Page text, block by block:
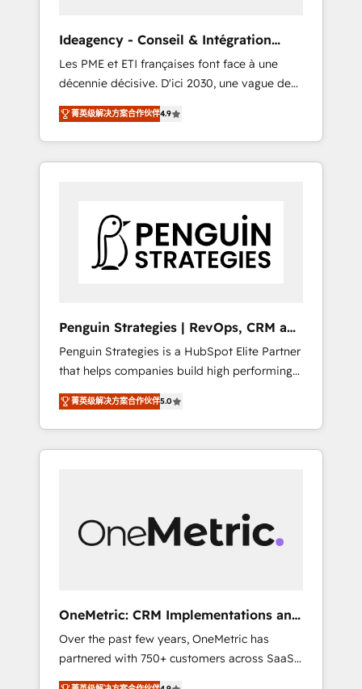
extensibility. When you work with Aptitude 8,
you get a team – not an individual – with
embedded consulting, strategy,
development, and project management. We
have 100% US-based, FTE team members.
We offer project-based and managed
services engagements that include new
extensibility, custom development, and
ongoing RevOps support.
Ideagency - Conseil & Intégration
HubSpot
Les PME et ETI françaises font face à une
décennie décisive. D'ici 2030, une vague de
consolidation va recomposer le marché.
Seules survivront les entreprises qui auront
réussi leur transformation. Le problème ?
58% des dirigeants savent que l'IA est vitale
leurs données. C'est le paradoxe français :
conscience totale, action nulle. La solution
s'appelle l'Entreprise Augmentée. Ce n'est pas
Pas pour remplacer l'humain, mais pour
l'augmenter. Chez Ideagency, nous
accompagnons cette transformation. D'abord
les fondations : des données unifiées, des
processus alignés. Ensuite l'augmentation :
l'IA là où elle crée de la valeur. Et surtout :
l'humain qui reste au centre. Parce que la
菁英级解决方案合作伙伴4.9
Penguin Strategies | RevOps, CRM and
AI
Penguin Strategies is a HubSpot Elite Partner
that helps companies build high performing
revenue operations across complex sales
cycles, multi system environments and global
SaaS or manufacturing teams. Trusted by
leading enterprises and fast growing scale
architecture 🔗 CRM migrations & End to end
integrations 🤖 AI workflows & enrichment 📘
rely on for scalable revenue insights.
菁英级解决方案合作伙伴5.0
OneMetric: CRM Implementations and
GTM engineering
Over the past few years, OneMetric has
partnered with 750+ customers across SaaS,
fintech, healthcare, real estate, and other